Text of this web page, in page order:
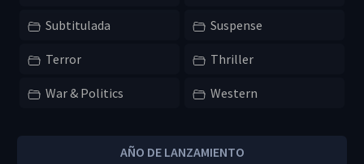
Subtitulada Suspense
Terror Thriller
War & Politics Western
AÑO DE LANZAMIENTO